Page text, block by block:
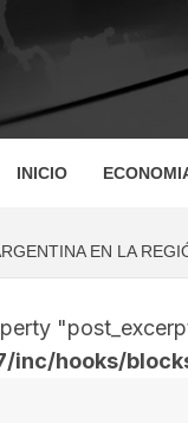
INICIO
EN LA
inc/hooks/